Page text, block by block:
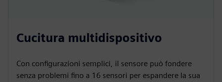
Cucitura multidispositivo
Con configurazioni semplici, il sensore può fondere
senza problemi fino a 16 sensori per espandere la sua